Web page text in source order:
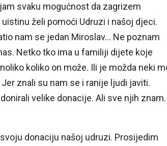
svaku mogućnost da zagrizem
želi pomoći Udruzi i našoj djeci.
nam se jedan Miroslav… Ne poznam
Netko tko ima u familiji dijete koje
koliko on može. Ili je možda neki
znali su nam se i ranije ljudi javiti.
velike donacije. Ali sve njih znam.
donaciju našoj udruzi. Prosijedim